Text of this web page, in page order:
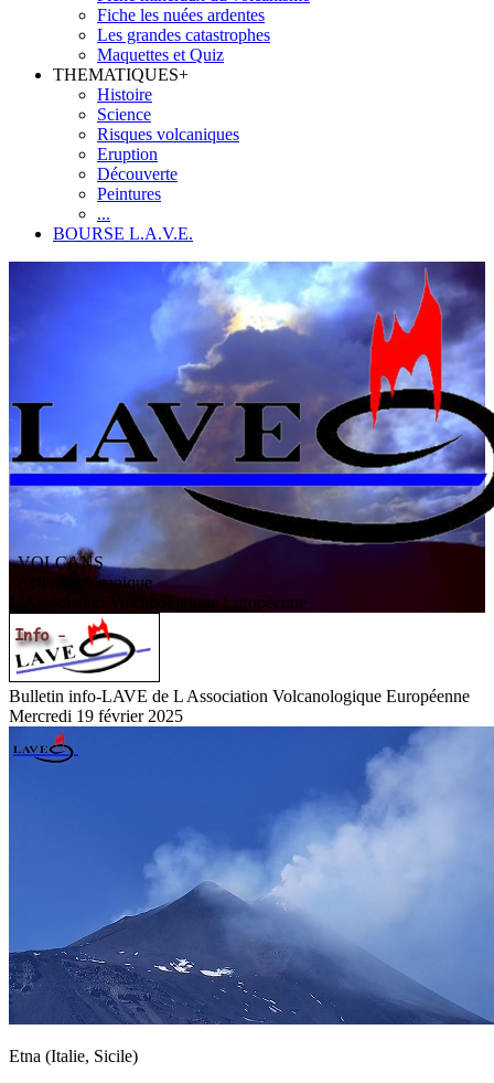
Fiche les nuées ardentes
Les grandes catastrophes
Maquettes et Quiz
THEMATIQUES+
Histoire
Science
Risques volcaniques
Eruption
Découverte
Peintures
...
BOURSE L.A.V.E.
VOLCANS
/ Activité volcanique
ssociation V olcanologiqueEuropéenne
Bulletin info-LAVE de L Association Volcanologique Européenne
Mercredi 19 février 2025
Etna (Italie, Sicile)